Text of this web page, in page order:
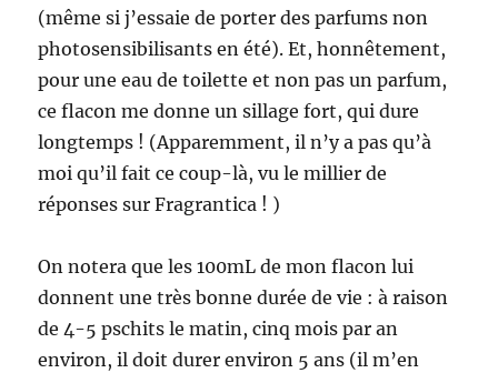
(même si j’essaie de porter des parfums non
photosensibilisants en été). Et, honnêtement,
pour une eau de toilette et non pas un parfum,
ce flacon me donne un sillage fort, qui dure
longtemps ! (Apparemment, il n’y a pas qu’à
moi qu’il fait ce coup-là, vu le millier de
réponses sur Fragrantica ! )
On notera que les 100mL de mon flacon lui
donnent une très bonne durée de vie : à raison
de 4-5 pschits le matin, cinq mois par an
environ, il doit durer environ 5 ans (il m’en